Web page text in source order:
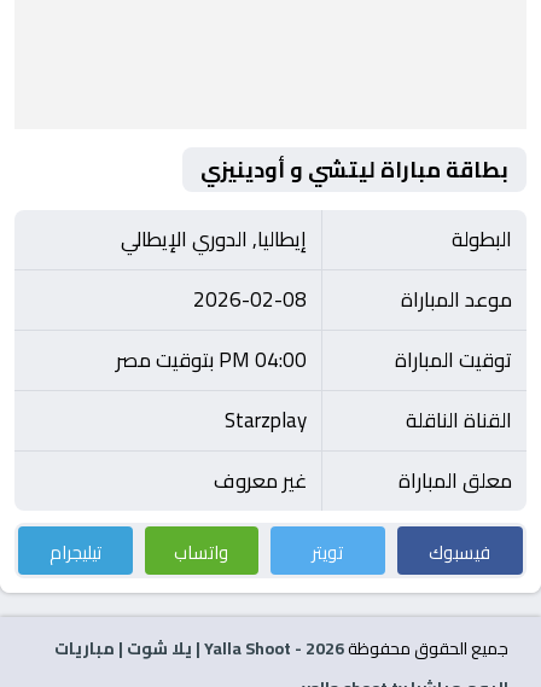
بطاقة مباراة ليتشي و أودينيزي
البطولة
إيطاليا, الدوري الإيطالي
موعد المباراة
2026-02-08
توقيت المباراة
04:00 PM بتوقيت مصر
القناة الناقلة
Starzplay
معلق المباراة
غير معروف
فيسبوك تويتر واتساب تيليجرام
جميع الحقوق محفوظة2026
- Yalla Shoot | يلا شوت | مباريات